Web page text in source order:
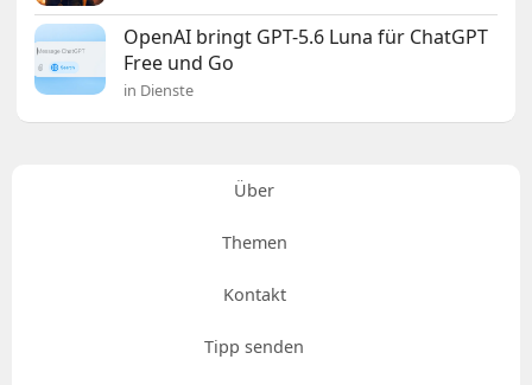
OpenAI bringt GPT-5.6 Luna für ChatGPT
Free und Go
in Dienste
Über
Themen
Kontakt
Tipp senden